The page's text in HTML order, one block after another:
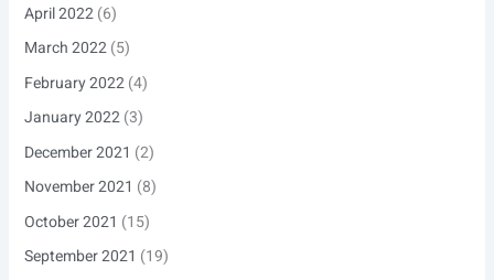
April 2022(6)
March 2022(5)
February 2022(4)
January 2022(3)
December 2021 (2)
November 2021 (8)
October 2021 (15)
September 2021 (19)